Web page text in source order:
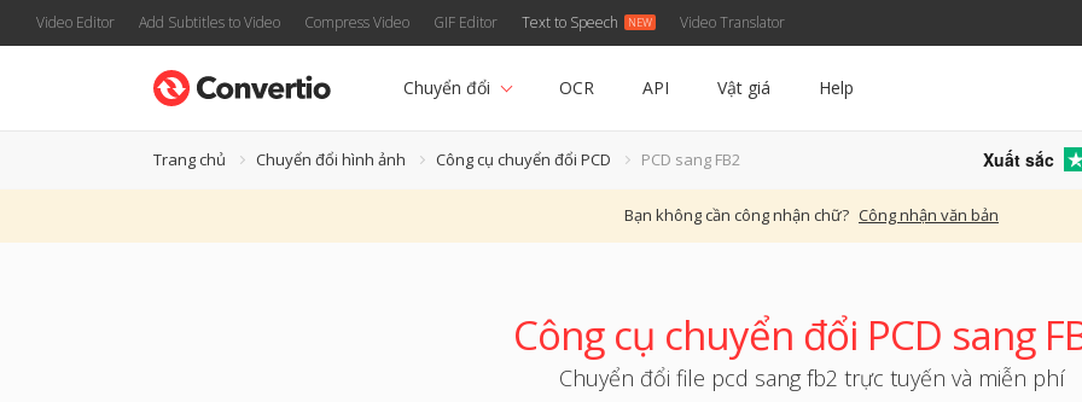
Video Editor Add Subtitles to Video Compress Video GIF Editor Text to Speech Video Translator
Chuyển đổi OCR API Vật giá Help
Trang chủ Chuyển đổi hình ảnh Công cụ chuyển đổi PCD PCD sang FB2 Xuất sắc
Bạn không cần công nhận chữ? Công nhận văn bản
Công cụ chuyển đổi PCD sang
Chuyển đổi file pcd sang fb2 trực tuyến và miễn phí